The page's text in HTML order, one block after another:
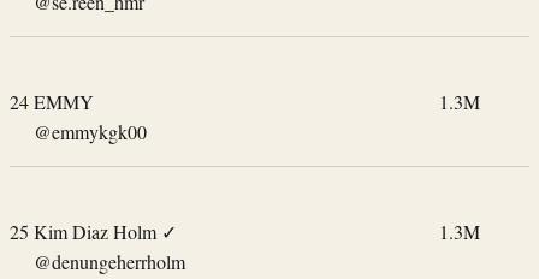
24EMMY
@emmykgk00
1.3M
25 Kim Diaz Holm ✓
@denungeherrholm
1.3M